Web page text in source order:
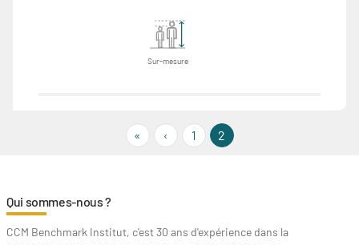
Sur-mesure
« « First
‹ ‹‹ 1 2
Qui sommes-nous ?
CCM Benchmark Institut, c'est 30 ans d'expérience dans la